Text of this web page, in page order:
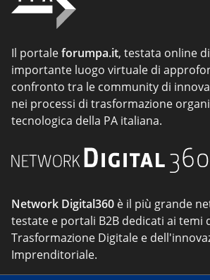
Il portaleforumpa.it, testata online di
importante luogo virtuale di
confronto tra le community di
nei processi di trasformazione
tecnologica della PA italiana.
Network Digital360 è il più grande
testate e portali B2B dedicati ai temi
Trasformazione Digitale e
Imprenditoriale.